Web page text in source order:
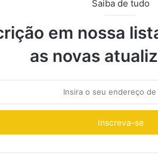
Saiba de tudo
em nossa
as novas